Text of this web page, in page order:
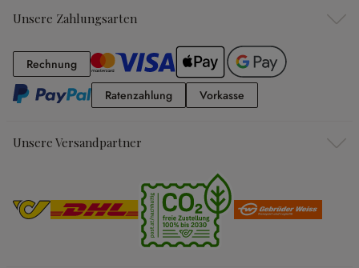
Unsere Zahlungsarten
RechnungRechnung
RatenzahlungRatenzahlung
Vorkasse
Unsere Versandpartner